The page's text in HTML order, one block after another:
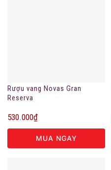
Rượu vang Novas Gran
Reserva
530.000₫
MUA NGAY